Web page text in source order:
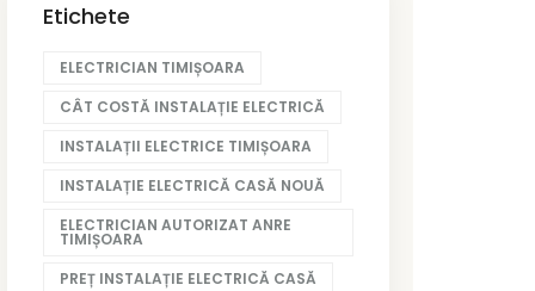
Etichete
ELECTRICIAN TIMIȘOARA
CÂT COSTĂ INSTALAȚIE ELECTRICĂ
INSTALAȚII ELECTRICE TIMIȘOARA
INSTALAȚIE ELECTRICĂ CASĂ NOUĂ
ELECTRICIAN AUTORIZAT ANRE
TIMIȘOARA
PREȚ INSTALAȚIE ELECTRICĂ CASĂ